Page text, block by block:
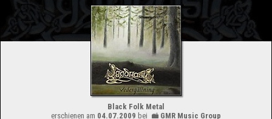
Black Folk Metal
erschienen am 04.07.2009 bei
GMR Music Group